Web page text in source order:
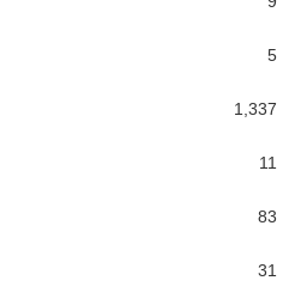
5
1,337
11
83
31